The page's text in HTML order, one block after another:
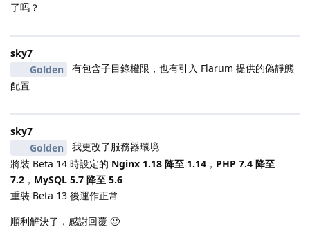
了吗？
sky7
Golden
有包含子目錄權限，也有引入 Flarum 提供的偽靜態
配置
sky7
Golden
我更改了服務器環境
將裝 Beta 14 時設定的 Nginx 1.18 降至 1.14 ， PHP 7.4 降至
7.2 ， MySQL 5.7 降至 5.6
重裝 Beta 13 後運作正常
順利解決了，感謝回覆 🙂